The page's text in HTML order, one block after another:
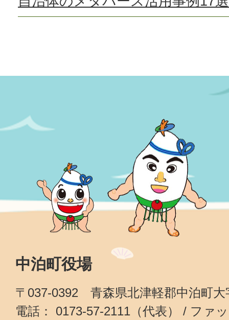
中泊町役場
〒037-0392 青森県北津軽郡中泊町大
電話： 0173-57-2111（代表） / ファ